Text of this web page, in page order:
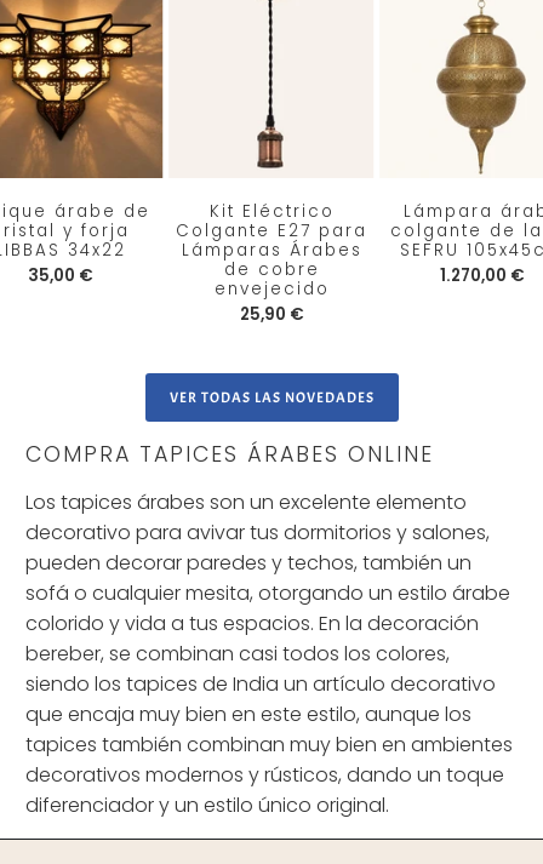
árabe de
y forja
34x22
35,00 €
Kit Eléctrico
Colgante E27 para
Lámparas Árabes
de cobre
envejecido
25,90 €
Lámpara
colgante de
SEFRU
1.270,00 €
VER TODAS LAS NOVEDADES
COMPRA TAPICES ÁRABES ONLINE
Los tapices árabes son un excelente elemento
decorativo para avivar tus dormitorios y salones,
pueden decorar paredes y techos, también un
sofá o cualquier mesita, otorgando un estilo árabe
colorido y vida a tus espacios. En la decoración
bereber, se combinan casi todos los colores,
siendo los tapices de India un artículo decorativo
que encaja muy bien en este estilo, aunque los
tapices también combinan muy bien en ambientes
decorativos modernos y rústicos, dando un toque
diferenciador y un estilo único original.